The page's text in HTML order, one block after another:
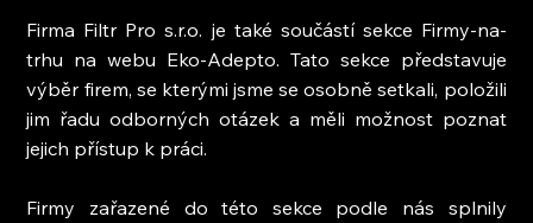
Firma Filtr Pro s.r.o. je také součástí sekce Firmy-na-
trhu na webu Eko-Adepto. Tato sekce představuje
výběr firem, se kterými jsme se osobně setkali, položili
jim řadu odborných otázek a měli možnost poznat
jejich přístup k práci.
Firmy zařazené do této sekce podle nás splnily